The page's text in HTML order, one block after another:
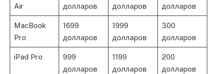
Air
долларов
долларов
долларов
MacBook
Pro
1699
долларов
1999
долларов
300
долларов
iPad Pro
999
долларов
1199
долларов
200
долларов